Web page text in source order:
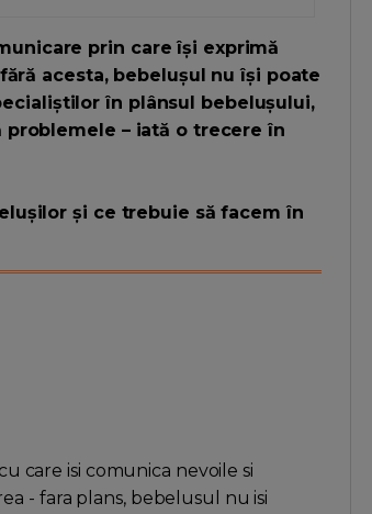
prin care își exprimă
acesta, bebelușul nu își poate
în plânsul bebelușului,
– iată o trecere în
și ce trebuie să facem în
care isi comunica nevoile si
- fara plans, bebelusul nu isi